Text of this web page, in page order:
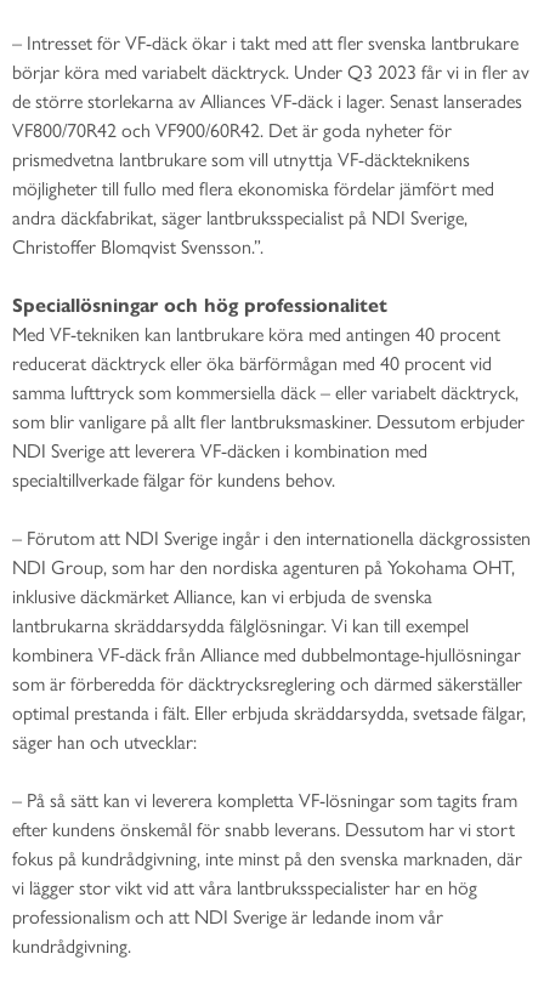
– Intresset för VF-däck ökar i takt med att fler svenska lantbrukare
börjar köra med variabelt däcktryck. Under Q3 2023 får vi in fler av
de större storlekarna av Alliances VF-däck i lager. Senast lanserades
VF800/70R42 och VF900/60R42. Det är goda nyheter för
prismedvetna lantbrukare som vill utnyttja VF-däckteknikens
möjligheter till fullo med flera ekonomiska fördelar jämfört med
andra däckfabrikat, säger lantbruksspecialist på NDI Sverige,
Christoffer Blomqvist Svensson.”.
Speciallösningar och hög professionalitet
Med VF-tekniken kan lantbrukare köra med antingen 40 procent
reducerat däcktryck eller öka bärförmågan med 40 procent vid
samma lufttryck som kommersiella däck – eller variabelt däcktryck,
som blir vanligare på allt fler lantbruksmaskiner. Dessutom erbjuder
NDI Sverige att leverera VF-däcken i kombination med
specialtillverkade fälgar för kundens behov.
– Förutom att NDI Sverige ingår i den internationella däckgrossisten
NDI Group, som har den nordiska agenturen på Yokohama OHT,
inklusive däckmärket Alliance, kan vi erbjuda de svenska
lantbrukarna skräddarsydda fälglösningar. Vi kan till exempel
kombinera VF-däck från Alliance med dubbelmontage-hjullösningar
som är förberedda för däcktrycksreglering och därmed säkerställer
optimal prestanda i fält. Eller erbjuda skräddarsydda, svetsade fälgar,
säger han och utvecklar:
– På så sätt kan vi leverera kompletta VF-lösningar som tagits fram
efter kundens önskemål för snabb leverans. Dessutom har vi stort
fokus på kundrådgivning, inte minst på den svenska marknaden, där
vi lägger stor vikt vid att våra lantbruksspecialister har en hög
professionalism och att NDI Sverige är ledande inom vår
kundrådgivning.